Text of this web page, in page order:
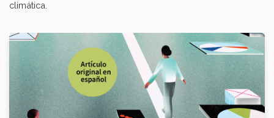
climática.